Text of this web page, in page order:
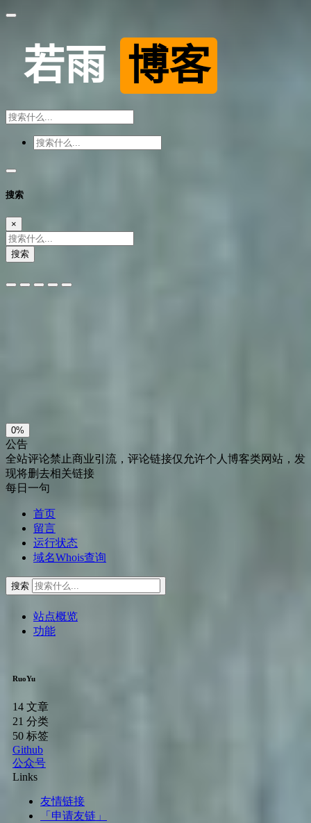
搜索
×
搜索
0%
公告
全站评论禁止商业引流，评论链接仅允许个人博客类网站，发
现将删去相关链接
每日一句
首页
留言
运行状态
域名Whois查询
搜索
站点概览
功能
RuoYu
14 文章
21 分类
50 标签
Github
公众号
Links
友情链接
「申请友链」